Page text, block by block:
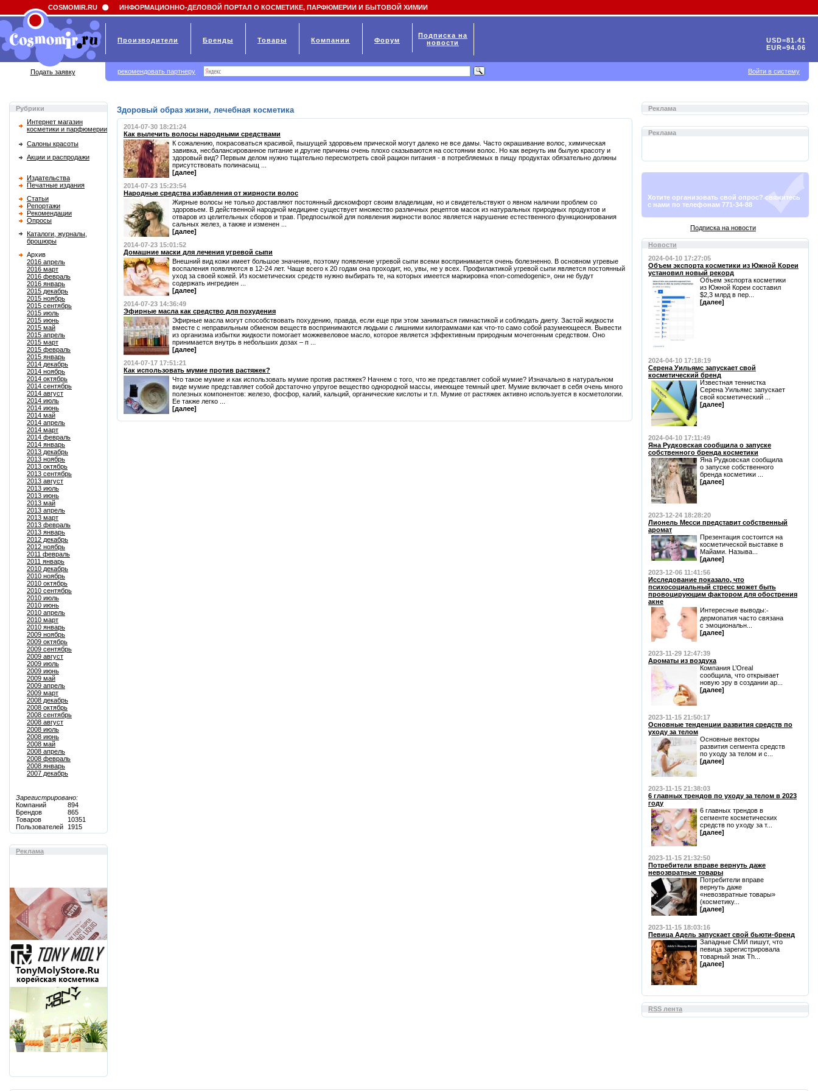
Field 'news_title' doesn't have a default value
Рубрики
Интернет магазин
косметики и парфюмерии
Салоны красоты
Акции и распродажи
Издательства
Печатные издания
Статьи
Репортажи
Рекомендации
Опросы
Каталоги, журналы,
брошюры
Архив
2016 апрель
2016 март
2016 февраль
2016 январь
2015 декабрь
2015 ноябрь
2015 сентябрь
2015 июль
2015 июнь
2015 май
2015 апрель
2015 март
2015 февраль
2015 январь
2014 декабрь
2014 ноябрь
2014 октябрь
2014 сентябрь
2014 август
2014 июль
2014 июнь
2014 май
2014 апрель
2014 март
2014 февраль
2014 январь
2013 декабрь
2013 ноябрь
2013 октябрь
2013 сентябрь
2013 август
2013 июль
2013 июнь
2013 май
2013 апрель
2013 март
2013 февраль
2013 январь
2012 декабрь
2012 ноябрь
2011 февраль
2011 январь
2010 декабрь
2010 ноябрь
2010 октябрь
2010 сентябрь
2010 июль
2010 июнь
2010 апрель
2010 март
2010 январь
2009 ноябрь
2009 октябрь
2009 сентябрь
2009 август
2009 июль
2009 июнь
2009 май
2009 апрель
2009 март
2008 декабрь
2008 октябрь
2008 сентябрь
2008 август
2008 июль
2008 июнь
2008 май
2008 апрель
2008 февраль
2008 январь
2007 декабрь
Зарегистрировано:
Компаний
894
Брендов
865
Товаров
10351
Пользователей
1915
Реклама
Здоровый образ жизни, лечебная косметика
2014-07-30 18:21:24
Как вылечить волосы народными средствами
К сожалению, покрасоваться красивой, пышущей здоровьем прической могут далеко не все дамы. Часто окрашивание волос, химическая
завивка, несбалансированное питание и другие причины очень плохо сказываются на состоянии волос. Но как вернуть им былую красоту и
здоровый вид? Первым делом нужно тщательно пересмотреть свой рацион питания - в потребляемых в пищу продуктах обязательно должны
присутствовать полинасыщ ...
[далее]
2014-07-23 15:23:54
Народные средства избавления от жирности волос
Жирные волосы не только доставляют постоянный дискомфорт своим владелицам, но и свидетельствуют о явном наличии проблем со
здоровьем. В действенной народной медицине существует множество различных рецептов масок из натуральных природных продуктов и
отваров из целительных сборов и трав. Предпосылкой для появления жирности волос является нарушение естественного функционирования
сальных желез, а также и изменен ...
[далее]
2014-07-23 15:01:52
Домашние маски для лечения угревой сыпи
Внешний вид кожи имеет большое значение, поэтому появление угревой сыпи всеми воспринимается очень болезненно. В основном угревые
воспаления появляются в 12-24 лет. Чаще всего к 20 годам она проходит, но, увы, не у всех. Профилактикой угревой сыпи является постоянный
уход за своей кожей. Из косметических средств нужно выбирать те, на которых имеется маркировка «non-comedogenic», они не будут
содержать ингредиен ...
[далее]
2014-07-23 14:36:49
Эфирные масла как средство для похудения
Эфирные масла могут способствовать похудению, правда, если еще при этом заниматься гимнастикой и соблюдать диету. Застой жидкости
вместе с неправильным обменом веществ воспринимаются людьми с лишними килограммами как что-то само собой разумеющееся. Вывести
из организма избытки жидкости помогает можжевеловое масло, которое является эффективным природным мочегонным средством. Оно
принимается внутрь в небольших дозах – п ...
[далее]
2014-07-17 17:51:21
Как использовать мумие против растяжек?
Что такое мумие и как использовать мумие против растяжек? Начнем с того, что же представляет собой мумие? Изначально в натуральном
виде мумие представляет собой достаточно упругое вещество однородной массы, имеющее темный цвет. Мумие включает в себя очень много
полезных компонентов: железо, фосфор, калий, кальций, органические кислоты и т.п. Мумие от растяжек активно используется в косметологии.
Ее также легко ...
[далее]
Реклама
Реклама
Хотите организовать свой опрос? свяжитесь
с нами по телефонам 771-34-88
Подписка на новости
Новости
2024-04-10 17:27:05
Объем экспорта косметики из Южной Кореи
установил новый рекорд
Объем экспорта косметики
из Южной Кореи составил
$2,3 млрд в пер...
[далее]
2024-04-10 17:18:19
Серена Уильямс запускает свой
косметический бренд
Известная теннистка
Серена Уильямс запускает
свой косметический ...
[далее]
2024-04-10 17:11:49
Яна Рудковская сообщила о запуске
собственного бренда косметики
Яна Рудковская сообщила
о запуске собственного
бренда косметики ...
[далее]
2023-12-24 18:28:20
Лионель Месси представит собственный
аромат
Презентация состоится на
косметической выставке в
Майами. Называ...
[далее]
2023-12-06 11:41:56
Исследование показало, что
психосоциальный стресс может быть
провоцирующим фактором для обострения
акне
Интересные выводы:⁃
дермопатия часто связана
с эмоциональн...
[далее]
2023-11-29 12:47:39
Ароматы из воздуха
Компания L’Oreal
сообщила, что открывает
новую эру в создании ар...
[далее]
2023-11-15 21:50:17
Основные тенденции развития средств по
уходу за телом
Основные векторы
развития сегмента средств
по уходу за телом и с...
[далее]
2023-11-15 21:38:03
6 главных трендов по уходу за телом в 2023
году
6 главных трендов в
сегменте косметических
средств по уходу за т...
[далее]
2023-11-15 21:32:50
Потребители вправе вернуть даже
невозвратные товары
Потребители вправе
вернуть даже
«невозвратные товары»
(косметику...
[далее]
2023-11-15 18:03:16
Певица Адель запускает свой бьюти-бренд
Западные СМИ пишут, что
певица зарегистрировала
товарный знак Th...
[далее]
RSS лента
COSMOMIR.RU ИНФОРМАЦИОННО-ДЕЛОВОЙ ПОРТАЛ О КОСМЕТИКЕ, ПАРФЮМЕРИИ И БЫТОВОЙ ХИМИИ
Производители Бренды Товары Компании Форум
Подписка на
новости
USD=81.41
EUR=94.06
Подать заявку рекомендовать партнеру Войти в систему